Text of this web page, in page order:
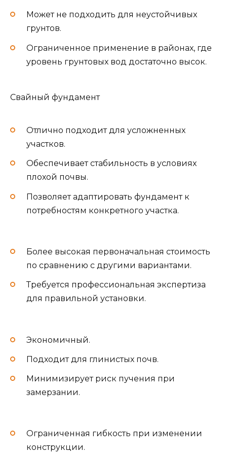
Может не подходить для неустойчивых
грунтов.
Ограниченное применение в районах, где
уровень грунтовых вод достаточно высок.
Свайный фундамент
Отлично подходит для усложненных
участков.
Обеспечивает стабильность в условиях
плохой почвы.
Позволяет адаптировать фундамент к
потребностям конкретного участка.
Более высокая первоначальная стоимость
по сравнению с другими вариантами.
Требуется профессиональная экспертиза
для правильной установки.
Экономичный.
Подходит для глинистых почв.
Минимизирует риск пучения при
замерзании.
Ограниченная гибкость при изменении
конструкции.